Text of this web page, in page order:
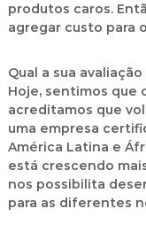
produtos caros.
agregar custo para
Qual a sua
Hoje, sentimos que
acreditamos que
uma empresa
América Latina e
está crescendo
nos possibilita
para as diferentes